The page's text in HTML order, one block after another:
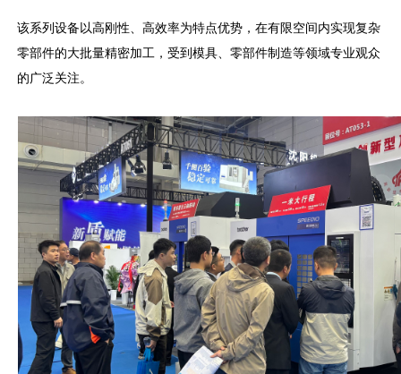
该系列设备以高刚性、高效率为特点优势，在有限空间内实现复杂
零部件的大批量精密加工，受到模具、零部件制造等领域专业观众
的广泛关注。